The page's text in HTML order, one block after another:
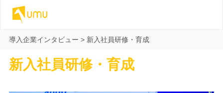
導入企業インタビュー > 新入社員研修・育成
新入社員研修・育成